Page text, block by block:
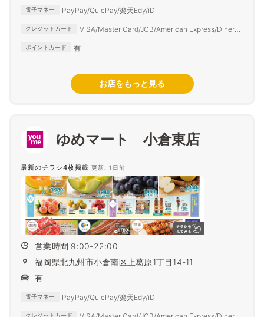
電子マネー PayPay/QuicPay/楽天Edy/iD
クレジットカード
VISA/Master Card/JCB/American Express/Diners
ポイントカード 有
お店をもっと見る
ゆめマート 小倉東店
最新のチラシ4枚掲載 更新: 1日前
営業時間 9:00-22:00
福岡県北九州市小倉南区上葛原1丁目14-11
有
電子マネー PayPay/QuicPay/楽天Edy/iD
クレジットカード